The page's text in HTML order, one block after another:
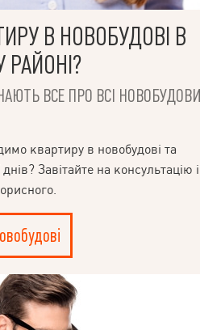
В НОВОБУДОВІ В
ВСЕ ПРО ВСІ НОВОБУДОВИ
квартиру в новобудові та
Завітайте на консультацію і